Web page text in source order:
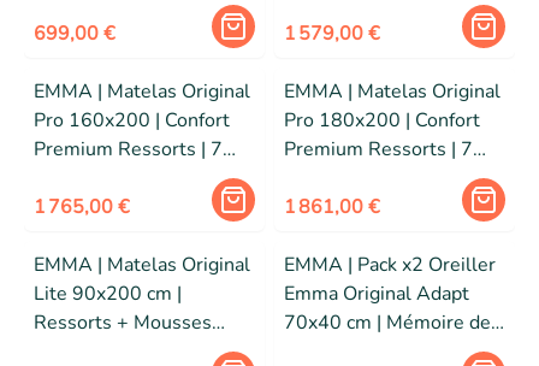
699,00 €
2026
1 579,00 €
EMMA | Matelas Original
Pro 160x200 | Confort
Premium Ressorts | 7
Zones | 27cm | Edition
2026
1 765,00 €
EMMA | Matelas Original
Pro 180x200 | Confort
Premium Ressorts | 7
Zones | 27cm | Edition
2026
1 861,00 €
EMMA | Matelas Original
Lite 90x200 cm |
Ressorts + Mousses
respirantes | 5 couches |
EMMA | Pack x2 Oreiller
Emma Original Adapt
70x40 cm | Mémoire de
Forme| Thermoactif et